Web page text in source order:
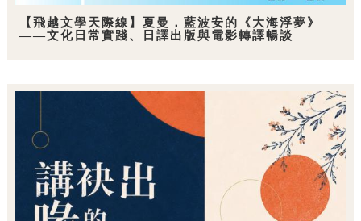
【飛越文學天際線】夏曼．藍波安的《大海浮夢》
——文化日常實踐、日譯出版與電影轉譯暢談